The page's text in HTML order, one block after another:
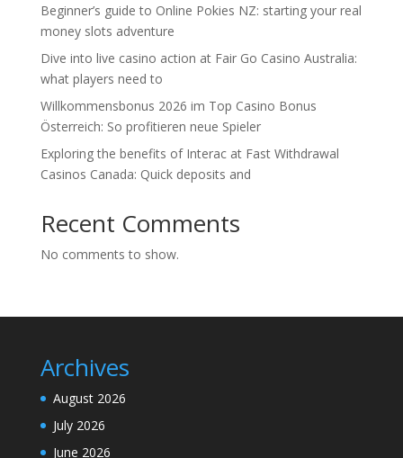
Beginner’s guide to Online Pokies NZ: starting your real
money slots adventure
Dive into live casino action at Fair Go Casino Australia:
what players need to
Willkommensbonus 2026 im Top Casino Bonus
Österreich: So profitieren neue Spieler
Exploring the benefits of Interac at Fast Withdrawal
Casinos Canada: Quick deposits and
Recent Comments
No comments to show.
Archives
August 2026
July 2026
June 2026